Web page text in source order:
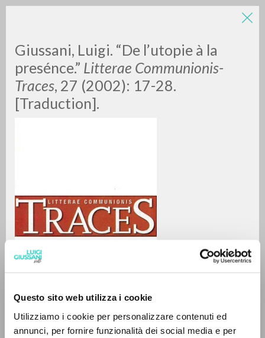
Questo sito web utilizza i cookie
Utilizziamo i cookie per personalizzare contenuti ed
annunci, per fornire funzionalità dei social media e per
Giussani, Luigi. “De l’utopie à la
presénce.” Litterae Communionis-
Traces, 27 (2002): 17-28.
[Traduction].
LUIGI
GIUSSANI
BÚSQUEDA AVANZADA »